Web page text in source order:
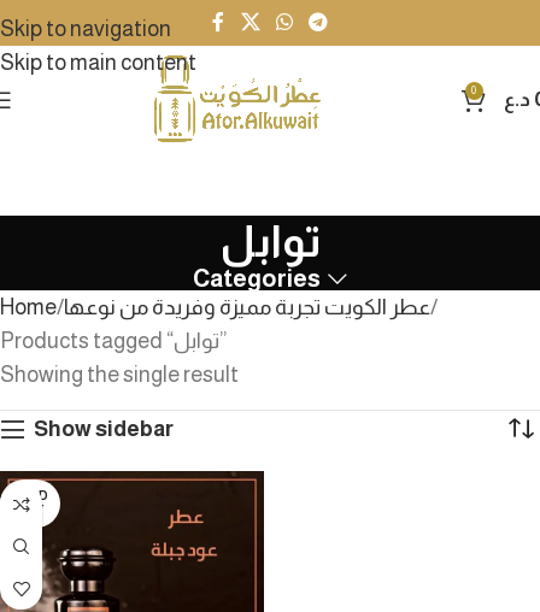
Skip to navigation
Skip to main content
0 د.ع
توابل
Categories
Home عطر الكويت تجربة مميزة وفريدة من نوعها
Products tagged “توابل”
Showing the single result
Show sidebar
SOLD
OUT